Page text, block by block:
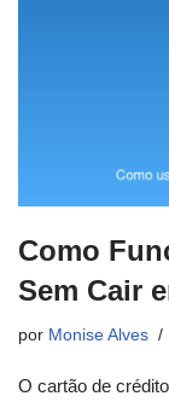
Como
Sem Cair
por Monise Alves
O cartão de